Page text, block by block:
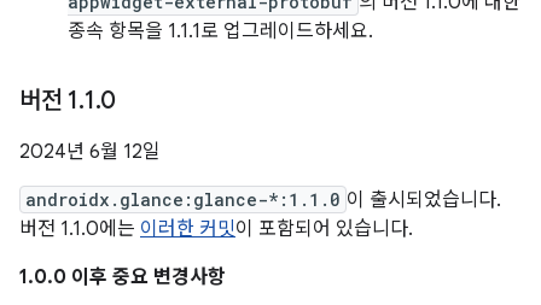
종속 항목을 1.1.1로 업그레이드하세요.
버전 1.1.0
2024년 6월 12일
androidx.glance:glance-*:1.1.0 이 출시되었습니다.
버전 1.1.0에는 이러한 커밋이 포함되어 있습니다.
1.0.0 이후 중요 변경사항